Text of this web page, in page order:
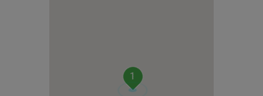
1